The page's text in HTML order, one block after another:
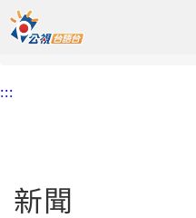
中央內容區塊
頭頁
:::
新聞